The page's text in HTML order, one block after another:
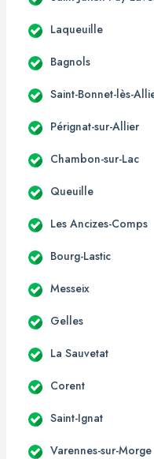
Laqueuille
Bagnols
Saint-Bonnet-lès-
Pérignat-sur-Allier
Chambon-sur-Lac
Queuille
Les Ancizes-Comps
Bourg-Lastic
Messeix
Gelles
La Sauvetat
Corent
Saint-Ignat
Varennes-sur-Morge